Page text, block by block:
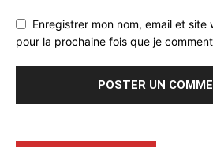
Enregistrer mon nom, email et
pour la prochaine fois que je